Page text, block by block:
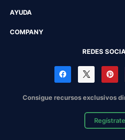
AYUDA
COMPANY
REDES
Consigue recursos exclusivos
Regístrate